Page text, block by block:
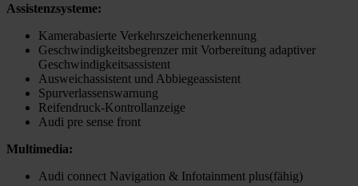
Assistenzsysteme:
Kamerabasierte Verkehrszeichenerkennung
Geschwindigkeitsbegrenzer mit Vorbereitung adaptiver
Geschwindigkeitsassistent
Ausweichassistent und Abbiegeassistent
Spurverlassenswarnung
Reifendruck-Kontrollanzeige
Audi pre sense front
Multimedia:
Audi connect Navigation & Infotainment plus(fähig)